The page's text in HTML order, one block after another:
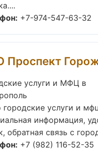
+7-974-547-63-32
Проспект
услуги и МФЦ в
городские услуги и
информация,
обратная связь с
+7 (982) 116-52-35